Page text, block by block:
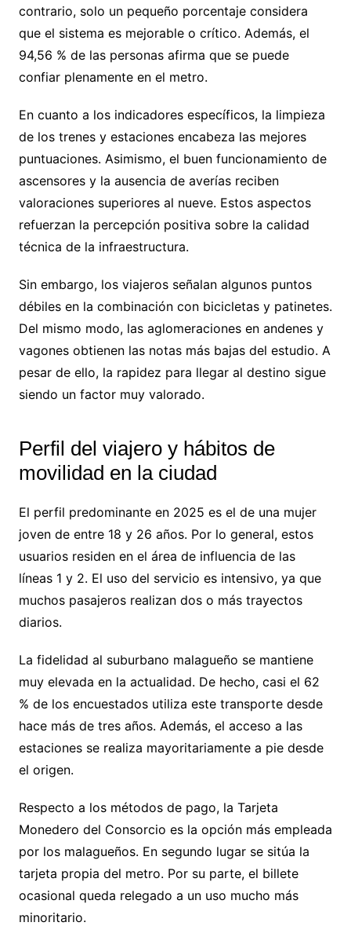
contrario, solo un pequeño porcentaje considera
que el sistema es mejorable o crítico. Además, el
94,56 % de las personas afirma que se puede
confiar plenamente en el metro.
En cuanto a los indicadores específicos, la limpieza
de los trenes y estaciones encabeza las mejores
puntuaciones. Asimismo, el buen funcionamiento de
ascensores y la ausencia de averías reciben
valoraciones superiores al nueve. Estos aspectos
refuerzan la percepción positiva sobre la calidad
técnica de la infraestructura.
Sin embargo, los viajeros señalan algunos puntos
débiles en la combinación con bicicletas y patinetes.
Del mismo modo, las aglomeraciones en andenes y
vagones obtienen las notas más bajas del estudio. A
pesar de ello, la rapidez para llegar al destino sigue
siendo un factor muy valorado.
Perfil del viajero y hábitos de
movilidad en la ciudad
El perfil predominante en 2025 es el de una mujer
joven de entre 18 y 26 años. Por lo general, estos
usuarios residen en el área de influencia de las
líneas 1 y 2. El uso del servicio es intensivo, ya que
muchos pasajeros realizan dos o más trayectos
diarios.
La fidelidad al suburbano malagueño se mantiene
muy elevada en la actualidad. De hecho, casi el 62
% de los encuestados utiliza este transporte desde
hace más de tres años. Además, el acceso a las
estaciones se realiza mayoritariamente a pie desde
el origen.
Respecto a los métodos de pago, la Tarjeta
Monedero del Consorcio es la opción más empleada
por los malagueños. En segundo lugar se sitúa la
tarjeta propia del metro. Por su parte, el billete
ocasional queda relegado a un uso mucho más
minoritario.